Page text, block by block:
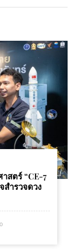
สตร์ “CE-7
สำรวจดวง
0